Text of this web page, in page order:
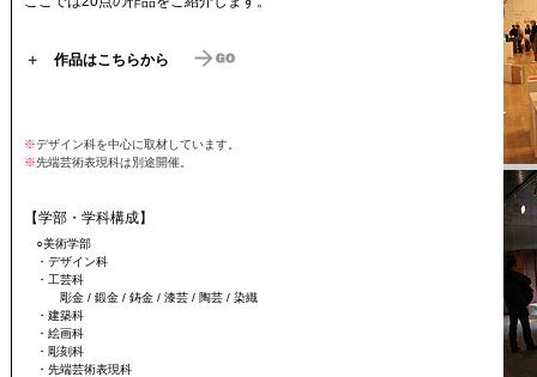
＋ 作品はこちらから
※デザイン科を中心に取材しています。
※先端芸術表現科は別途開催。
【学部・学科構成】
○美術学部
・デザイン科
・工芸科
彫金 / 鍛金 / 鋳金 / 漆芸 / 陶芸 / 染織
・建築科
・絵画科
・彫刻科
・先端芸術表現科